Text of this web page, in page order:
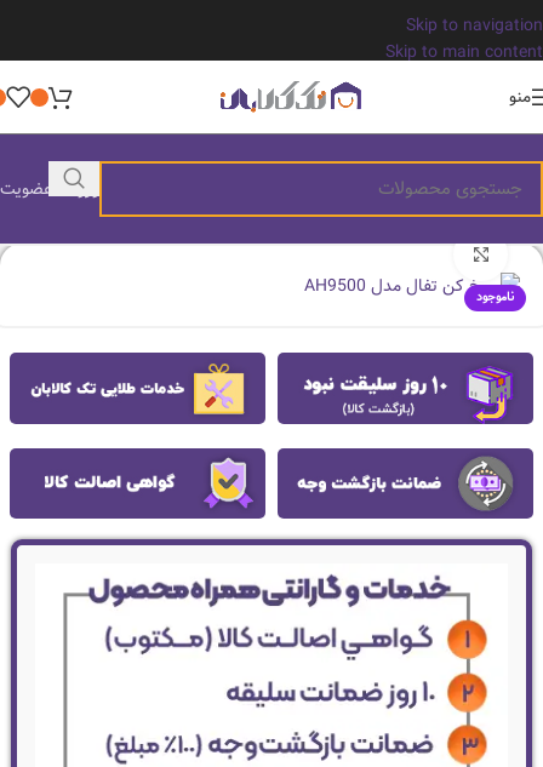
Skip to navigation
Skip to main content
منو
ورود / عضویت
ناموجود